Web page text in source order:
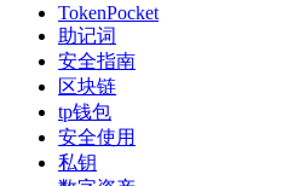
TokenPocket
助记词
安全指南
区块链
tp钱包
安全使用
私钥